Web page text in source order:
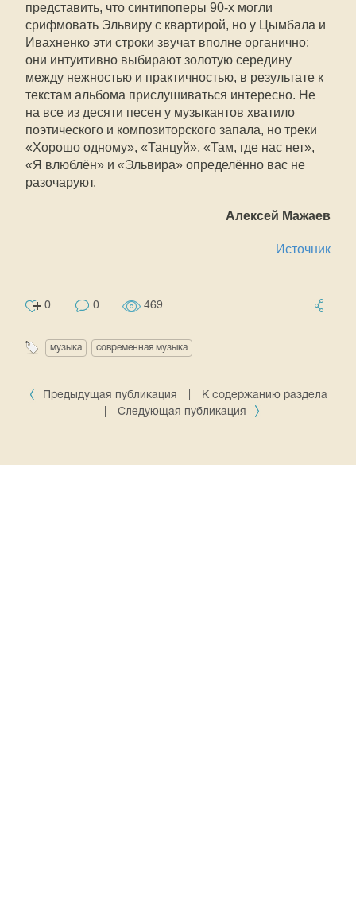
представить, что синтипоперы 90-х могли
срифмовать Эльвиру с квартирой, но у Цымбала и
Ивахненко эти строки звучат вполне органично:
они интуитивно выбирают золотую середину
между нежностью и практичностью, в результате к
текстам альбома прислушиваться интересно. Не
на все из десяти песен у музыкантов хватило
поэтического и композиторского запала, но треки
«Хорошо одному», «Танцуй», «Там, где нас нет»,
«Я влюблён» и «Эльвира» определённо вас не
разочаруют.
Алексей Мажаев
Источник
0 0 469
музыка современная музыка
Предыдущая публикация
К содержанию раздела
Следующая публикация